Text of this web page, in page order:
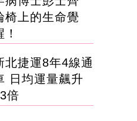
椅上的生命覺
！
北捷運8年4線通
日均運量飆升
倍